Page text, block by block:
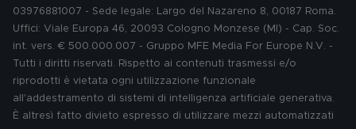
03976881007 - Sede legale: Largo del Nazareno 8, 00187 Roma.
Uffici: Viale Europa 46, 20093 Cologno Monzese (MI) - Cap. Soc.
int. vers. € 500.000.007 - Gruppo MFE Media For Europe N.V. -
Tutti i diritti riservati. Rispetto ai contenuti trasmessi e/o
riprodotti è vietata ogni utilizzazione funzionale
all'addestramento di sistemi di intelligenza artificiale generativa.
È altresì fatto divieto espresso di utilizzare mezzi automatizzati